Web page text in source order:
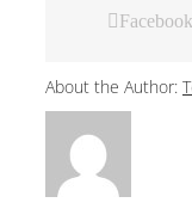
Facebook
About the Author: